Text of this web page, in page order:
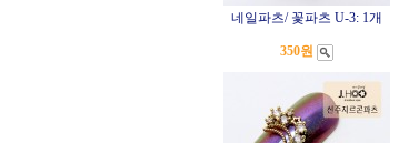
네일파츠/ 꽃파츠 U-3: 1개
350원